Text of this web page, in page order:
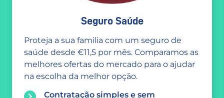
Seguro Saúde
Proteja a sua familia com um seguro de
saúde desde €11,5 por mês. Comparamos as
melhores ofertas do mercado para o ajudar
na escolha da melhor opção.
Contratação simples e sem